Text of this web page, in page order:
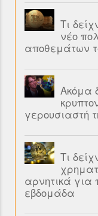
Τι
νέο
αποθεμάτων
Ακόμα
γερουσιαστή
Τι
αρνητικά για
εβδομάδα